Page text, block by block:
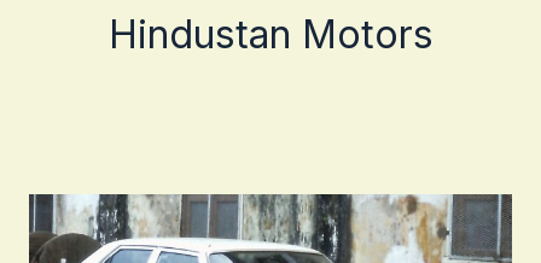
Hindustan Motors